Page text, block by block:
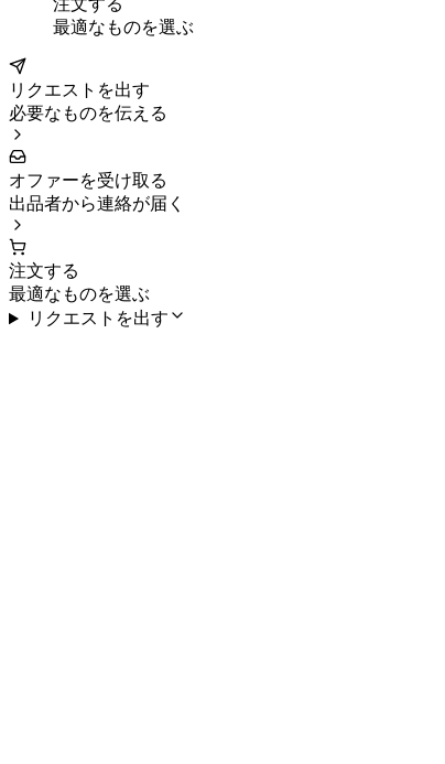
注文する
最適なものを選ぶ
リクエストを出す
必要なものを伝える
オファーを受け取る
出品者から連絡が届く
注文する
最適なものを選ぶ
リクエストを出す